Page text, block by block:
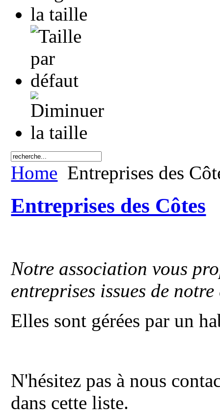
Home Entreprises des
Entreprises des Côtes
Notre association vous
entreprises issues de
Elles sont gérées par un
N'hésitez pas à nous
dans cette liste.